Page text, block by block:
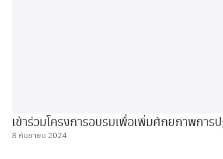
เข้าร่วมโครงการอบรมเพื่อเพิ่มศักยภาพกา
8 กันยายน 2024